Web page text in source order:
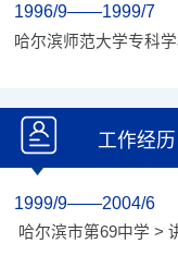
1996/9——1999/7
哈尔滨师范大学专科
工作经历
1999/9——2004/6
哈尔滨市第69中学 >